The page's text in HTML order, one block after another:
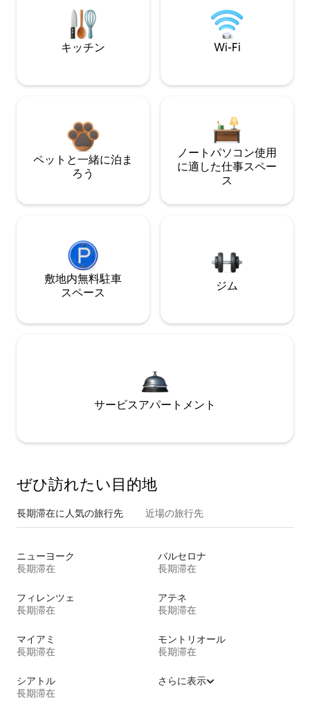
キッチン Wi-Fi
ペットと一緒に泊ま
ろう
ノートパソコン使用
に適した仕事スペー
ス
敷地内無料駐⁠車
ス⁠ペ⁠ー⁠ス
ジム
サービスアパートメント
ぜひ訪⁠れ⁠た⁠い目⁠的⁠地
長期滞在に人気の旅行先 近場の旅行先
ニューヨーク
長期滞在
バルセロナ
長期滞在
フィレンツェ
長期滞在
アテネ
長期滞在
マイアミ
長期滞在
モントリオール
長期滞在
シアトル
長期滞在
さらに表示